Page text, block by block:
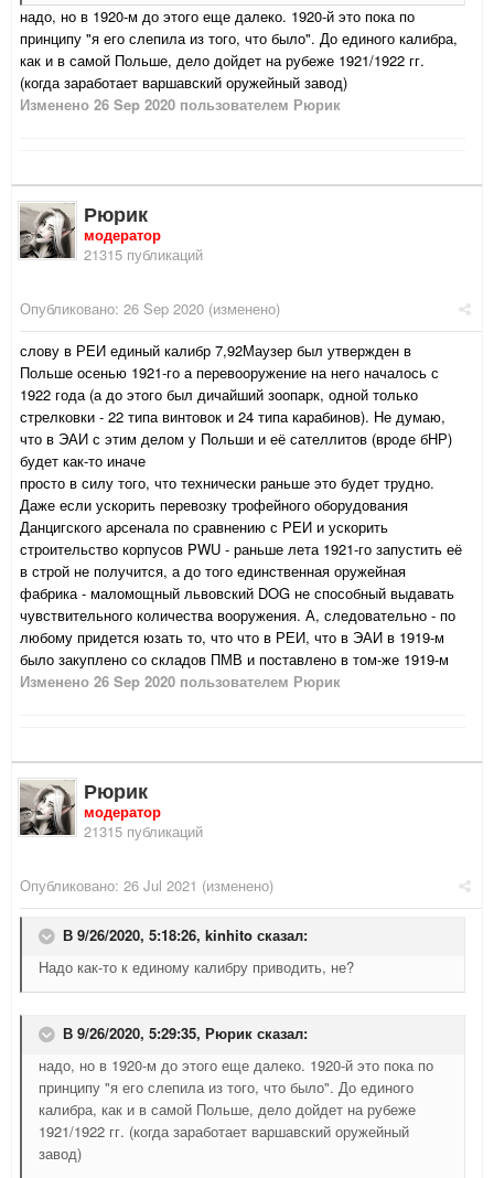
надо, но в 1920-м до этого еще далеко. 1920-й это пока по
принципу "я его слепила из того, что было". До единого калибра,
как и в самой Польше, дело дойдет на рубеже 1921/1922 гг.
(когда заработает варшавский оружейный завод)
Изменено 26 Sep 2020 пользователем Рюрик
Рюрик
модератор
21315 публикаций
Опубликовано: 26 Sep 2020 (изменено)
слову в РЕИ единый калибр 7,92Маузер был утвержден в
Польше осенью 1921-го а перевооружение на него началось с
1922 года (а до этого был дичайший зоопарк, одной только
стрелковки - 22 типа винтовок и 24 типа карабинов). Не думаю,
что в ЭАИ с этим делом у Польши и её сателлитов (вроде бНР)
будет как-то иначе
просто в силу того, что технически раньше это будет трудно.
Даже если ускорить перевозку трофейного оборудования
Данцигского арсенала по сравнению с РЕИ и ускорить
строительство корпусов PWU - раньше лета 1921-го запустить её
в строй не получится, а до того единственная оружейная
фабрика - маломощный львовский DOG не способный выдавать
чувствительного количества вооружения. А, следовательно - по
любому придется юзать то, что что в РЕИ, что в ЭАИ в 1919-м
было закуплено со складов ПМВ и поставлено в том-же 1919-м
Изменено 26 Sep 2020 пользователем Рюрик
Рюрик
модератор
21315 публикаций
Опубликовано: 26 Jul 2021 (изменено)
В 9/26/2020, 5:18:26, kinhito сказал:
Надо как-то к единому калибру приводить, не?
В 9/26/2020, 5:29:35, Рюрик сказал:
надо, но в 1920-м до этого еще далеко. 1920-й это пока по
принципу "я его слепила из того, что было". До единого
калибра, как и в самой Польше, дело дойдет на рубеже
1921/1922 гг. (когда заработает варшавский оружейный
завод)